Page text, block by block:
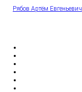
Рябов Артём Евгеньевич